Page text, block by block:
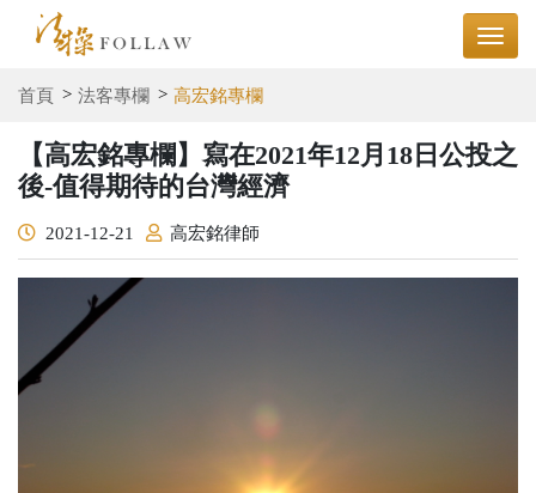
首頁 法客專欄 高宏銘專欄
【高宏銘專欄】寫在2021年12月18日公投之
後-值得期待的台灣經濟
2021-12-21 高宏銘律師